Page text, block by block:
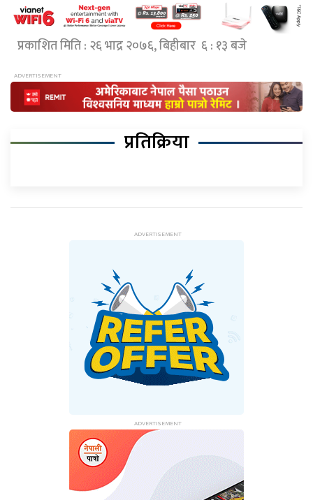
प्रकाशित मिति : २६ भाद्र २०७६, बिहीबार ६ : १३ बजे
प्रतिक्रिया